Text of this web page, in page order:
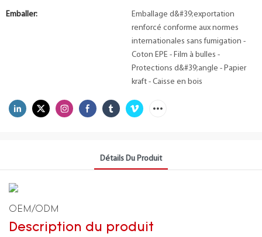
Emballer:
Emballage d&#39;exportation
renforcé conforme aux normes
internationales sans fumigation -
Coton EPE - Film à bulles -
Protections d&#39;angle - Papier
kraft - Caisse en bois
Détails Du Produit
OEM/ODM
Description du produit